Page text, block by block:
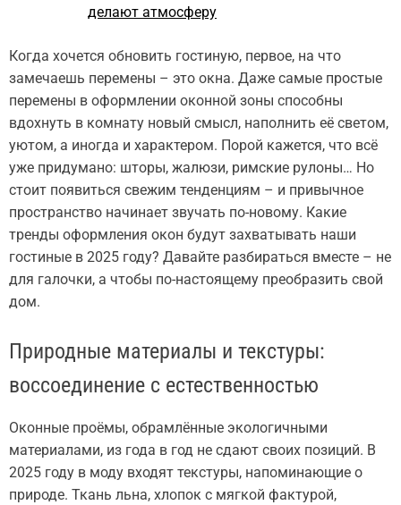
делают атмосферу
Когда хочется обновить гостиную, первое, на что
замечаешь перемены – это окна. Даже самые простые
перемены в оформлении оконной зоны способны
вдохнуть в комнату новый смысл, наполнить её светом,
уютом, а иногда и характером. Порой кажется, что всё
уже придумано: шторы, жалюзи, римские рулоны… Но
стоит появиться свежим тенденциям – и привычное
пространство начинает звучать по-новому. Какие
тренды оформления окон будут захватывать наши
гостиные в 2025 году? Давайте разбираться вместе – не
для галочки, а чтобы по-настоящему преобразить свой
дом.
Природные материалы и текстуры:
воссоединение с естественностью
Оконные проёмы, обрамлённые экологичными
материалами, из года в год не сдают своих позиций. В
2025 году в моду входят текстуры, напоминающие о
природе. Ткань льна, хлопок с мягкой фактурой,